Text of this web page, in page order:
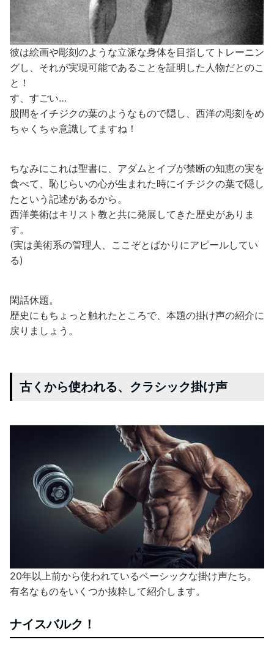
彼は絵画や彫刻のような立派な身体を目指してトレーニン
グし、それが実現可能であることを証明した人物だとのこ
と！
す、すごい…
股間をイチジクの葉のようなもので隠し、西洋の彫刻をめ
ちゃくちゃ意識してますね！
ちなみにこれは聖書に、アダムとイブが禁断の知恵の実を
食べて、恥じらいの心が生まれた時にイチジクの葉で隠し
たという記述があるから。
西洋美術はキリスト教と共に発展してきた歴史がありま
す。
(実は美術系の管理人、ここぞとばかりにアピールしてい
る)
閑話休題。
歴史にもちょっと触れたところで、本題の掛け声の紹介に
戻りましょう。
古くから使われる、クラシック掛け声
20年以上前から使われているベーシックな掛け声たち。
有名なものをいくつか抜粋して紹介します。
ナイスバルク！